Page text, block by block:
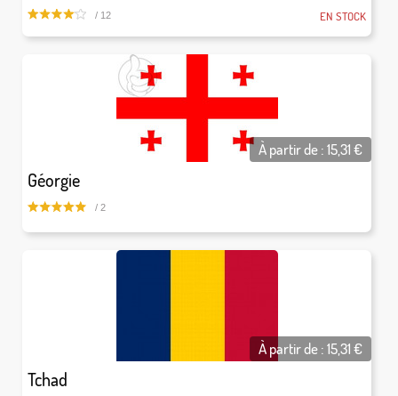
/ 12 EN STOCK
Géorgie
À partir de :15,31€
/ 2
Tchad
À partir de :15,31€